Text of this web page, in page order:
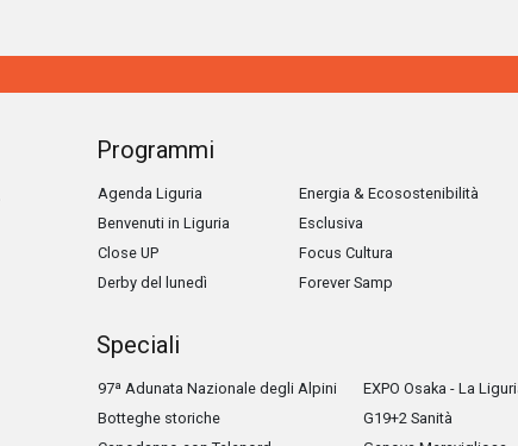
Programmi
Agenda Liguria
Benvenuti in Liguria
Close UP
Derby del lunedì
Energia & Ecosostenibilità
Esclusiva
Focus Cultura
Forever Samp
Speciali
97ª Adunata Nazionale degli Alpini
Botteghe storiche
EXPO Osaka - La
G19+2 Sanità